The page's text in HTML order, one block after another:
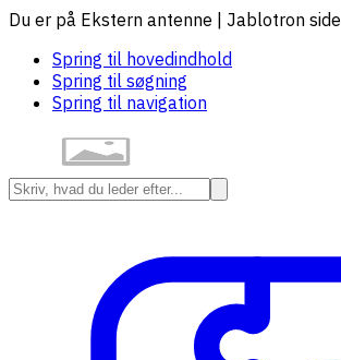
Du er på Ekstern antenne | Jablotron side
Spring til hovedindhold
Spring til søgning
Spring til navigation